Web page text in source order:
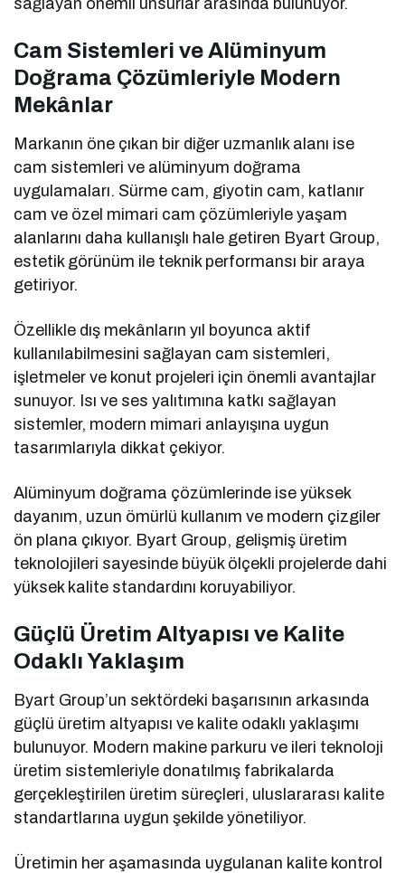
Cam Sistemleri ve Alüminyum
Doğrama Çözümleriyle Modern
Mekânlar
Markanın öne çıkan bir diğer uzmanlık alanı ise
cam sistemleri ve alüminyum doğrama
uygulamaları. Sürme cam, giyotin cam, katlanır
cam ve özel mimari cam çözümleriyle yaşam
alanlarını daha kullanışlı hale getiren Byart Group,
estetik görünüm ile teknik performansı bir araya
getiriyor.
Özellikle dış mekânların yıl boyunca aktif
kullanılabilmesini sağlayan cam sistemleri,
işletmeler ve konut projeleri için önemli avantajlar
sunuyor. Isı ve ses yalıtımına katkı sağlayan
sistemler, modern mimari anlayışına uygun
tasarımlarıyla dikkat çekiyor.
Alüminyum doğrama çözümlerinde ise yüksek
dayanım, uzun ömürlü kullanım ve modern çizgiler
ön plana çıkıyor. Byart Group, gelişmiş üretim
teknolojileri sayesinde büyük ölçekli projelerde dahi
yüksek kalite standardını koruyabiliyor.
Güçlü Üretim Altyapısı ve Kalite
Odaklı Yaklaşım
Byart Group’un sektördeki başarısının arkasında
güçlü üretim altyapısı ve kalite odaklı yaklaşımı
bulunuyor. Modern makine parkuru ve ileri teknoloji
üretim sistemleriyle donatılmış fabrikalarda
gerçekleştirilen üretim süreçleri, uluslararası kalite
standartlarına uygun şekilde yönetiliyor.
Üretimin her aşamasında uygulanan kalite kontrol